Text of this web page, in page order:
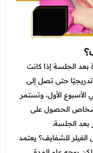
الجلسة إذا كانت
حتى تصل إلى
الأسبوع الأول، وتستمر
الحصول على
بعد الجلسة.
للشفايف؟ يعتمد